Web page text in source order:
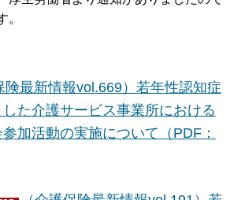
。
険最新情報vol.669）若年性認知症
た介護サービス事業所における
加活動の実施について（PDF：